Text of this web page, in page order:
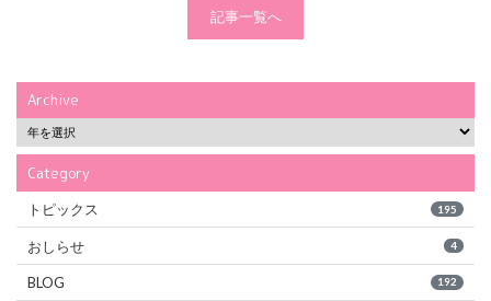
記事一覧へ
Archive
Category
トピックス 195
おしらせ 4
BLOG 192